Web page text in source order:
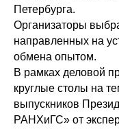
Петербурга.
Организаторы
направленных на
обмена опытом.
В рамках деловой
круглые столы на
выпускников
РАНХиГС» от